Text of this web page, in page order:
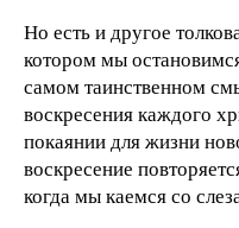
Но есть и другое
котором мы
самом таинственном
воскресения каждого
покаянии для жизни
воскресение
когда мы каемся со